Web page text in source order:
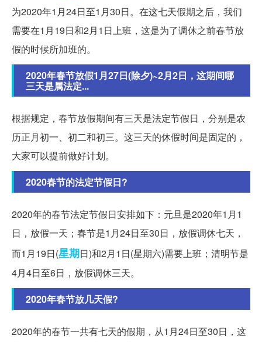
为2020年1月24日至1月30日。在这七天假期之后，我们
需要在1月19日和2月1日上班，这是为了调休之前春节放
假的时候所加班的。
2020年春节放假1月27日(除夕)~2月2日，这期间哪
三天是属法定...
根据规定，春节放假期间有三天是法定节假日，分别是农
历正月初一、初二和初三。这三天的休假时间是固定的，
大家可以提前做好计划。
2020春节的法定节假日?
2020年的春节法定节假日安排如下：元旦是2020年1月1
日，放假一天；春节是1月24日至30日，放假调休七天，
而1月19日(星期日)和2月1日(星期六)需要上班；清明节是
4月4日至6日，放假调休三天。
2020年春节放几天假?
2020年的春节一共有七天的假期，从1月24日至30日，这